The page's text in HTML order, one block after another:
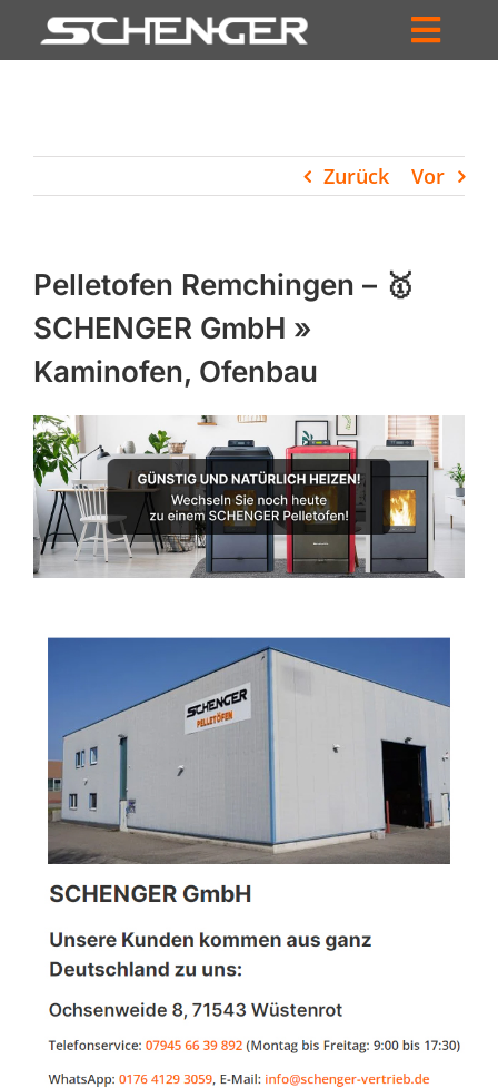
Inhalt
HÄNDLERSUCHE
UNTERNEHMEN
PROFIL
WARENKORB
PRODUCTS
SEARCH
Zurück Vor
Pelletofen Remchingen – 🥇
SCHENGER GmbH »
Kaminofen, Ofenbau